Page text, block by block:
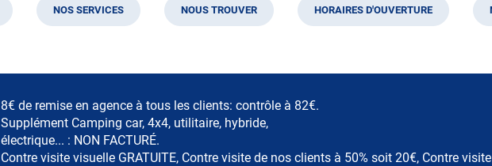
NOS SERVICES NOUS TROUVER HORAIRES D'OUVERTURE
8€ de remise en agence à tous les clients: contrôle à 82€.
Supplément Camping car, 4x4, utilitaire, hybride,
électrique... : NON FACTURÉ.
Contre visite visuelle GRATUITE, Contre visite de nos clients à 50% soit 20€, Contre